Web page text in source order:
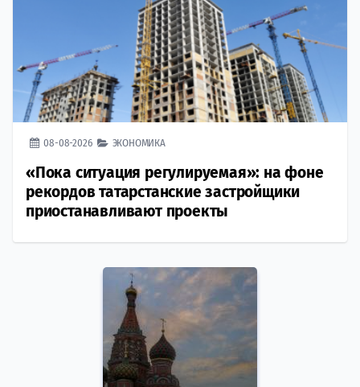
08-08-2026 ЭКОНОМИКА
«Пока ситуация регулируемая»: на фоне
рекордов татарстанские застройщики
приостанавливают проекты